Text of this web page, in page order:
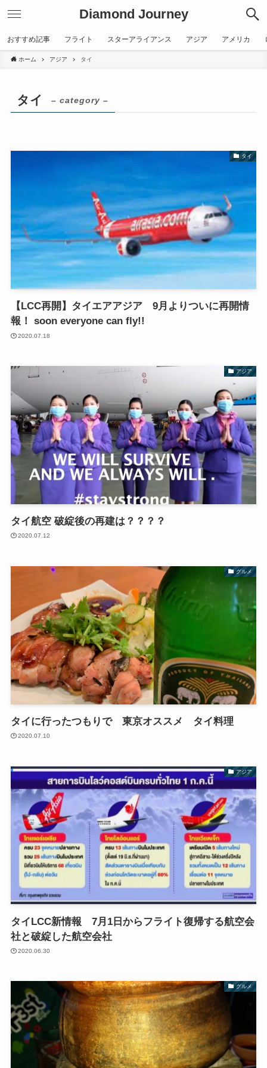
Diamond Journey
おすすめ記事 フライト スターアライアンス アジア アメリカ
ホーム アジア タイ
タイ – category –
タイ
【LCC再開】タイエアアジア 9月よりついに再開情
報！ soon everyone can fly!!
2020.07.18
アジア
タイ航空 破綻後の再建は？？？？
2020.07.12
グルメ
タイに行ったつもりで 東京オススメ タイ料理
2020.07.10
アジア
タイLCC新情報 7月1日からフライト復帰する航空会
社と破綻した航空会社
2020.06.30
グルメ